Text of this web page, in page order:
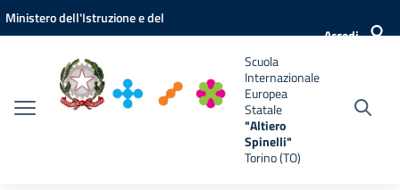
Vai ai contenuti
Vai al menu di navigazione
Vai al footer
Ministero dell'Istruzione e del
Accedi
Scuola
Internazionale
Europea
Statale
"Altiero
Spinelli"
Torino (TO)